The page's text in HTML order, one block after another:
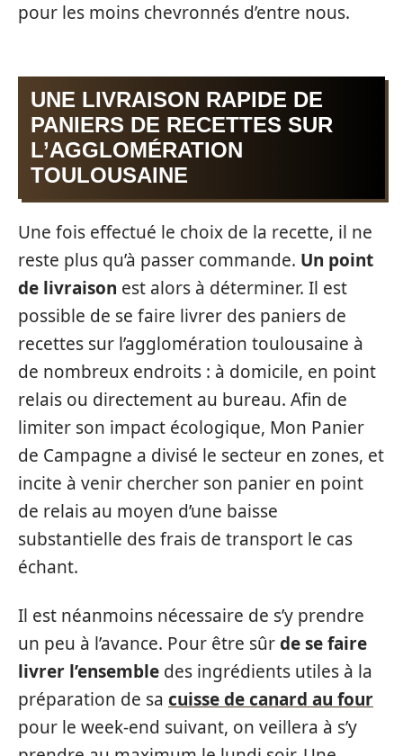
pour les moins chevronnés d’entre nous.
UNE LIVRAISON RAPIDE DE
PANIERS DE RECETTES SUR
L’AGGLOMÉRATION
TOULOUSAINE
Une fois effectué le choix de la recette, il ne
reste plus qu’à passer commande. Un point
de livraison est alors à déterminer. Il est
possible de se faire livrer des paniers de
recettes sur l’agglomération toulousaine à
de nombreux endroits : à domicile, en point
relais ou directement au bureau. Afin de
limiter son impact écologique, Mon Panier
de Campagne a divisé le secteur en zones, et
incite à venir chercher son panier en point
de relais au moyen d’une baisse
substantielle des frais de transport le cas
échant.
Il est néanmoins nécessaire de s’y prendre
un peu à l’avance. Pour être sûrde se faire
livrer l’ensemble des ingrédients utiles à la
préparation de sa cuisse de canard au four
pour le week-end suivant, on veillera à s’y